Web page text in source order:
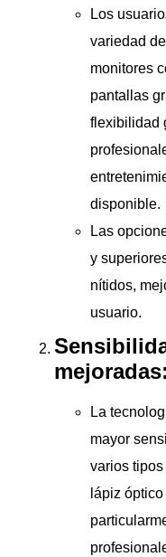
Los
variedad
monitores
pantallas
flexibilidad
disponible.
Las
y
nítidos,
usuario.
mejoradas:
La
mayor
varios
lápiz